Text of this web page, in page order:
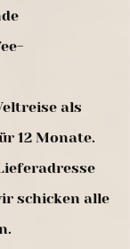
als
12 Monate.
schicken alle